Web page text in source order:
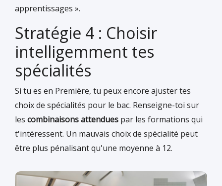
apprentissages ».
Stratégie 4 : Choisir
intelligemment tes
spécialités
Si tu es en Première, tu peux encore ajuster tes
choix de spécialités pour le bac. Renseigne-toi sur
les combinaisons attendues par les formations qui
t'intéressent. Un mauvais choix de spécialité peut
être plus pénalisant qu'une moyenne à 12.